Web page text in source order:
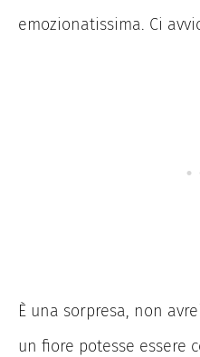
emozionatissima. Ci
È una sorpresa, non
un fiore potesse essere